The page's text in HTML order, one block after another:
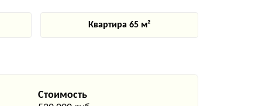
Квартира 65 м²
Стоимость